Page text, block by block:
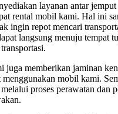
layanan antar jemput
rental mobil kami. Hal ini
ingin repot mencari
langsung menuju tempat
juga memberikan jaminan
menggunakan mobil kami.
proses perawatan dan